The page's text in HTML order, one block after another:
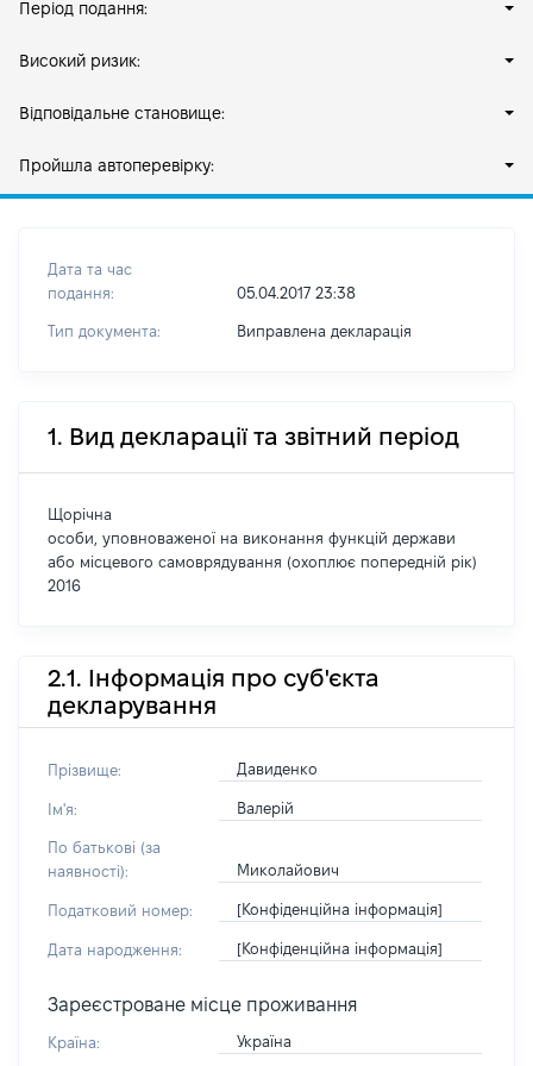
Період подання:
Високий ризик:
Відповідальне становище:
Пройшла автоперевірку:
Дата та час
подання:
05.04.2017 23:38
Тип документа: Виправлена декларація
1. Вид декларації та звітний період
Щорічна
особи, уповноваженої на виконання функцій держави
або місцевого самоврядування (охоплює попередній рік)
2016
2.1. Інформація про суб'єкта
декларування
Прізвище: Давиденко
Ім'я: Валерій
По батькові (за
наявності):
Миколайович
Податковий номер: [Конфіденційна інформація]
Дата народження: [Конфіденційна інформація]
Зареєстроване місце проживання
Країна: Україна